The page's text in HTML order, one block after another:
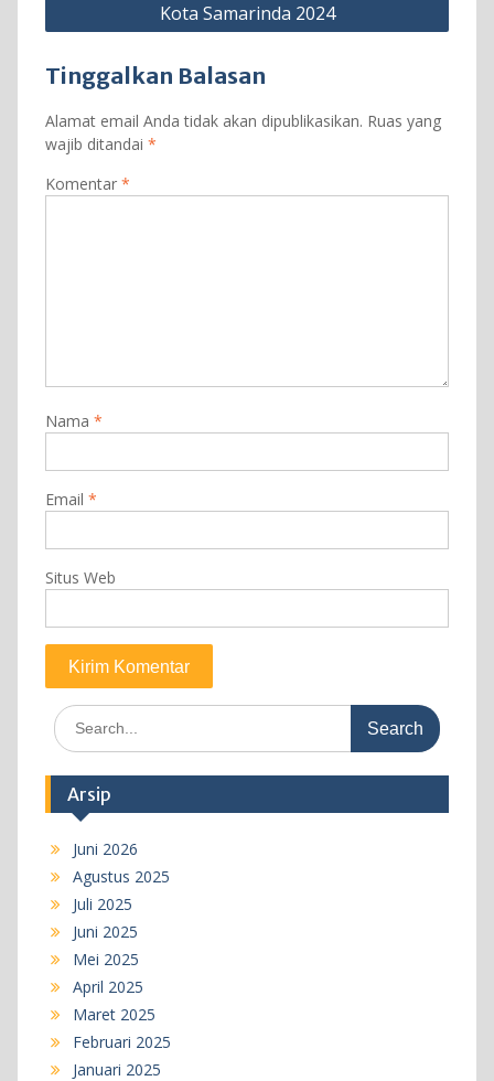
Kota Samarinda 2024
Tinggalkan Balasan
Alamat email Anda tidak akan dipublikasikan. Ruas yang
wajib ditandai *
Komentar *
Nama *
Email *
Situs Web
Search
for:
Arsip
Juni 2026
Agustus 2025
Juli 2025
Juni 2025
Mei 2025
April 2025
Maret 2025
Februari 2025
Januari 2025